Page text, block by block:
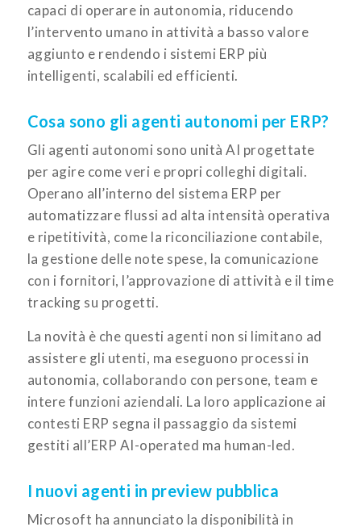
capaci di operare in autonomia, riducendo
l’intervento umano in attività a basso valore
aggiunto e rendendo i sistemi ERP più
intelligenti, scalabili ed efficienti.
Cosa sono gli agenti autonomi per ERP?
Gli agenti autonomi sono unità AI progettate
per agire come veri e propri colleghi digitali.
Operano all’interno del sistema ERP per
automatizzare flussi ad alta intensità operativa
e ripetitività, come la riconciliazione contabile,
la gestione delle note spese, la comunicazione
con i fornitori, l’approvazione di attività e il time
tracking su progetti.
La novità è che questi agenti non si limitano ad
assistere gli utenti, ma eseguono processi in
autonomia, collaborando con persone, team e
intere funzioni aziendali. La loro applicazione ai
contesti ERP segna il passaggio da sistemi
gestiti all’ERP AI-operated ma human-led.
I nuovi agenti in preview pubblica
Microsoft ha annunciato la disponibilità in